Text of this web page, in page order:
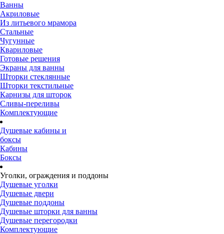
Ванны
Акриловые
Из литьевого мрамора
Стальные
Чугунные
Квариловые
Готовые решения
Экраны для ванны
Шторки стеклянные
Шторки текстильные
Карнизы для шторок
Сливы-переливы
Комплектующие
Душевые кабины и
боксы
Кабины
Боксы
Уголки, ограждения и поддоны
Душевые уголки
Душевые двери
Душевые поддоны
Душевые шторки для ванны
Душевые перегородки
Комплектующие